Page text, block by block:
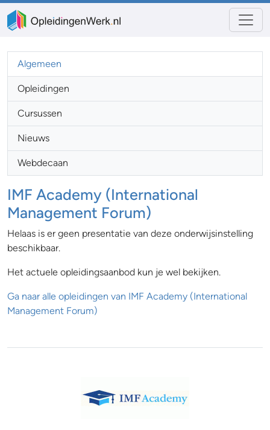
Algemeen
Opleidingen
Cursussen
Nieuws
Webdecaan
IMF Academy (International
Management Forum)
Helaas is er geen presentatie van deze onderwijsinstelling
beschikbaar.
Het actuele opleidingsaanbod kun je wel bekijken.
Ga naar alle opleidingen van IMF Academy (International
Management Forum)